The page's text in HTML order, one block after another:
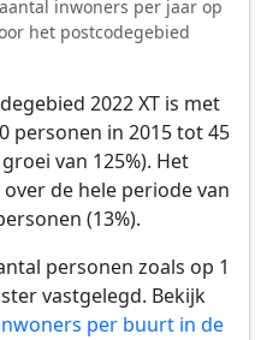
inwoners per jaar op
het postcodegebied
2022 XT is met
personen in 2015 tot 45
van 125%). Het
de hele periode van
(13%).
personen zoals op 1
vastgelegd. Bekijk
per buurt in de